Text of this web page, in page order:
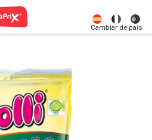
Cambiar de país